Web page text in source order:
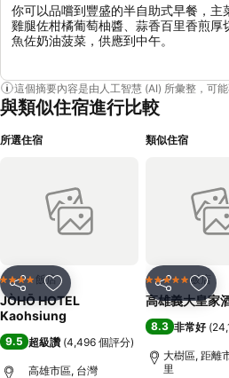
你可以品嚐到豐盛的半自助式早餐，主
雞腿佐柑橘葡萄柚醬、蒜香百里香煎厚
魚佐奶油菠菜，供應到中午。
這個摘要內容是由人工智慧 (AI) 所彙整，可能
與類似住宿進行比較
所選住宿
分享 加入我的最愛
4 星級 飯店
JÒHŌ HOTEL
Kaohsiung
9.5 超級讚 (4,496 個評分)
高雄市區, 台灣
類似住宿
分享 加入
5 星級 飯店
高雄義大皇家
8.3 非常好 (
大樹區, 距離
里